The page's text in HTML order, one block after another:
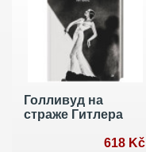
Голливуд на
страже Гитлера
618 Kč